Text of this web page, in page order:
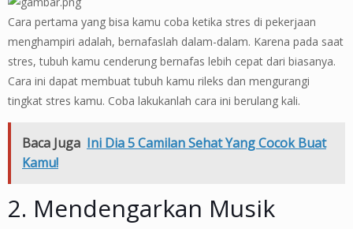
Cara pertama yang bisa kamu coba ketika stres di pekerjaan
menghampiri adalah, bernafaslah dalam-dalam. Karena pada saat
stres, tubuh kamu cenderung bernafas lebih cepat dari biasanya.
Cara ini dapat membuat tubuh kamu rileks dan mengurangi
tingkat stres kamu. Coba lakukanlah cara ini berulang kali.
Baca Juga Ini Dia 5 Camilan Sehat Yang Cocok Buat
Kamu!
2. Mendengarkan Musik